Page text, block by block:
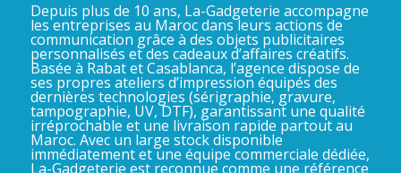
Depuis plus de 10 ans, La-Gadgeterie accompagne
les entreprises au Maroc dans leurs actions de
communication grâce à des objets publicitaires
personnalisés et des cadeaux d’affaires créatifs.
Basée à Rabat et Casablanca, l’agence dispose de
ses propres ateliers d’impression équipés des
dernières technologies (sérigraphie, gravure,
tampographie, UV, DTF), garantissant une qualité
irréprochable et une livraison rapide partout au
Maroc. Avec un large stock disponible
immédiatement et une équipe commerciale dédiée,
La-Gadgeterie est reconnue comme une référence